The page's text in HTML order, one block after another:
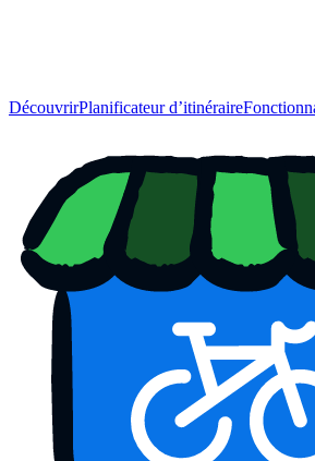
DécouvrirPlanificateur d’itinéraire